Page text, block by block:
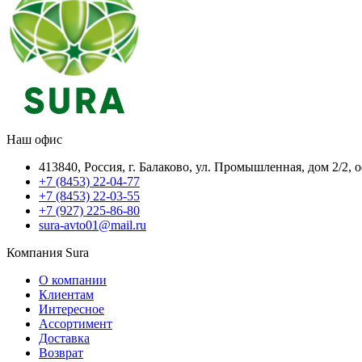
Наш офис
413840, Россия, г. Балаково, ул. Промышленная, дом 2/2,
+7 (8453) 22-04-77
+7 (8453) 22-03-55
+7 (927) 225-86-80
sura-avto01@mail.ru
Компания Sura
О компании
Клиентам
Интересное
Ассортимент
Доставка
Возврат